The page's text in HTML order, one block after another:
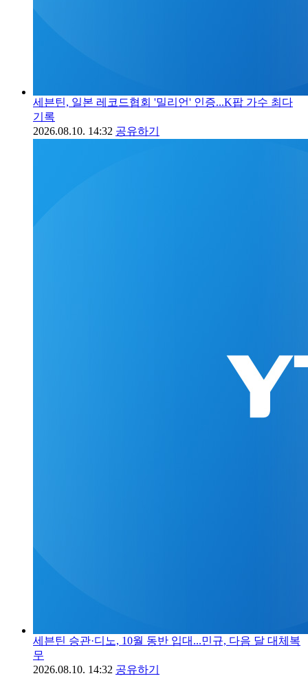
세븐틴, 일본 레코드협회 '밀리언' 인증...K팝 가수 최다
기록
2026.08.10. 14:32 공유하기
세븐틴 승관·디노, 10월 동반 입대...민규, 다음 달 대체복
무
2026.08.10. 14:32 공유하기